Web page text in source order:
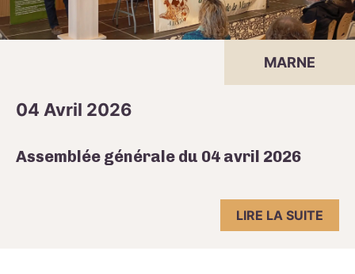
MARNE
04 Avril 2026
Assemblée générale du 04 avril 2026
LIRE LA SUITE